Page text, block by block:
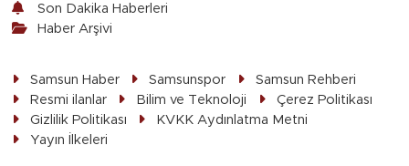
Son Dakika Haberleri
Haber Arşivi
Samsun Haber Samsunspor
Samsun Rehberi
Resmi ilanlar
Bilim ve Teknoloji
Çerez Politikası
Gizlilik Politikası
KVKK Aydınlatma Metni
Yayın İlkeleri